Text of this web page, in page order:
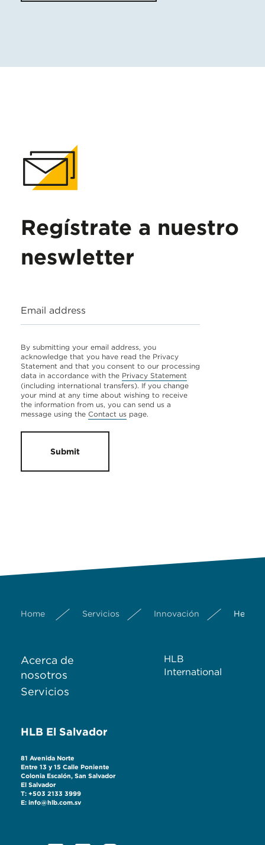
Regístrate a nuestro
neswletter
Email address
By submitting your email address, you
acknowledge that you have read the Privacy
Statement and that you consent to our processing
data in accordance with the Privacy Statement
(including international transfers). If you change
your mind at any time about wishing to receive
the information from us, you can send us a
message using the Contact us page.
Submit
Home Servicios Innovación
Acerca de
nosotros
Servicios
HLB
International
HLB El Salvador
81 Avenida Norte
Entre 13 y 15 Calle Poniente
Colonia Escalón, San Salvador
El Salvador
T: +503 2133 3999
E: info@hlb.com.sv